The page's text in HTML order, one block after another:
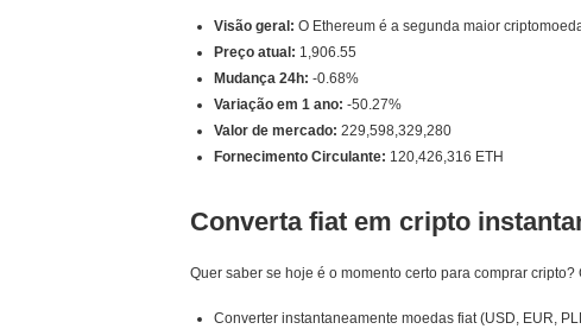
Visão geral: O Ethereum é a segunda maior
Preço atual: 1,906.55
Mudança 24h: -0.68%
Variação em 1 ano: -50.27%
Valor de mercado: 229,598,329,280
Fornecimento Circulante: 120,426,316 ETH
Converta fiat em cripto
Quer saber se hoje é o momento certo para comprar
Converter instantaneamente moedas fiat (USD, EUR,